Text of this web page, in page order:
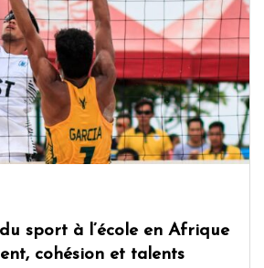
sport à l’école en Afrique
cohésion et talents